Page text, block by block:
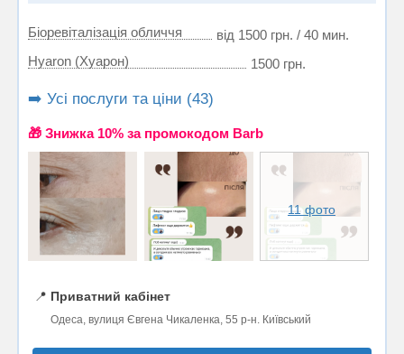
Біоревіталізація обличчя
від 1500 грн. / 40 мин.
Hyaron (Хуарон)
1500 грн.
➡️ Усі послуги та ціни (43)
🎁 Знижка 10% за промокодом Barb
11 фото
📍 Приватний кабінет
Одеса, вулиця Євгена Чикаленка, 55 р-н. Київський